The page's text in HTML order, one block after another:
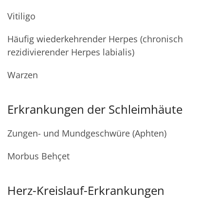
Vitiligo
Häufig wiederkehrender Herpes (chronisch
rezidivierender Herpes labialis)
Warzen
Erkrankungen der Schleimhäute
Zungen- und Mundgeschwüre (Aphten)
Morbus Behçet
Herz-Kreislauf-Erkrankungen